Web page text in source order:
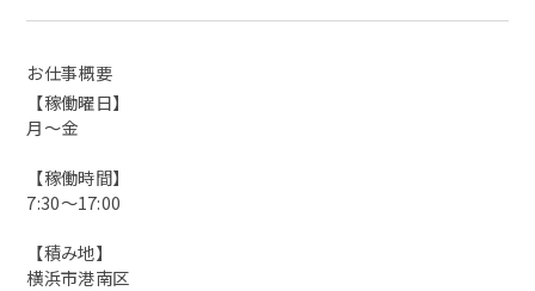
お仕事概要
【稼働曜日】
月～金
【稼働時間】
7:30～17:00
【積み地】
横浜市港南区